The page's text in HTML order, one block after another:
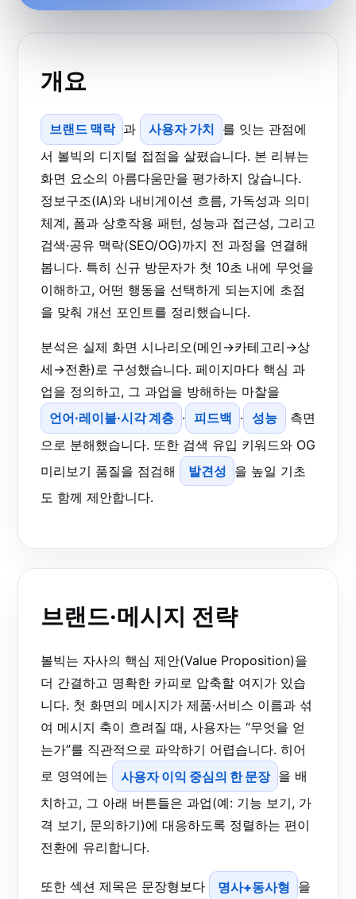
개요
브랜드 맥락 과 사용자 가치
를 잇는 관점에
서 볼빅의 디지털 접점을 살폈습니다. 본 리뷰는
화면 요소의 아름다움만을 평가하지 않습니다.
정보구조(IA)와 내비게이션 흐름, 가독성과 의미
체계, 폼과 상호작용 패턴, 성능과 접근성, 그리고
검색·공유 맥락(SEO/OG)까지 전 과정을 연결해
봅니다. 특히 신규 방문자가 첫 10초 내에 무엇을
이해하고, 어떤 행동을 선택하게 되는지에 초점
을 맞춰 개선 포인트를 정리했습니다.
분석은 실제 화면 시나리오(메인→카테고리→상
세→전환)로 구성했습니다. 페이지마다 핵심 과
업을 정의하고, 그 과업을 방해하는 마찰을
언어·레이블·시각 계층 · 피드백 · 성능
측면
으로 분해했습니다. 또한 검색 유입 키워드와 OG
미리보기 품질을 점검해
발견성 을 높일 기초
도 함께 제안합니다.
브랜드·메시지 전략
볼빅는 자사의 핵심 제안(Value Proposition)을
더 간결하고 명확한 카피로 압축할 여지가 있습
니다. 첫 화면의 메시지가 제품·서비스 이름과 섞
여 메시지 축이 흐려질 때, 사용자는 “무엇을 얻
는가”를 직관적으로 파악하기 어렵습니다. 히어
로 영역에는
사용자 이익 중심의 한 문장 을 배
치하고, 그 아래 버튼들은 과업(예: 기능 보기, 가
격 보기, 문의하기)에 대응하도록 정렬하는 편이
전환에 유리합니다.
또한 섹션 제목은 문장형보다 명사+동사형 을